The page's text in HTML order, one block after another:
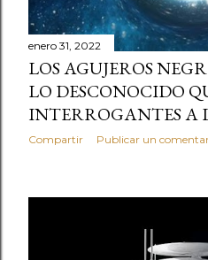
enero 31, 2022
LOS AGUJEROS
LO DESCONOCIDO
INTERROGANTES
Compartir Publicar un